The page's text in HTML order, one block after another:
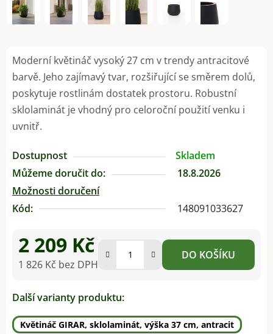
Moderní květináč vysoký 27 cm v trendy antracitové
barvě. Jeho zajímavý tvar, rozšiřující se směrem dolů,
poskytuje rostlinám dostatek prostoru. Robustní
sklolaminát je vhodný pro celoroční použití venku i
uvnitř.
Dostupnost
Skladem
Můžeme doručit do:
18.8.2026
Možnosti doručení
Kód:
148091033627
2 209 Kč
1 826 Kč bez DPH
DO KOŠÍKU
Další varianty produktu:
Květináč GIRAR, sklolaminát, výška 37 cm, antracit